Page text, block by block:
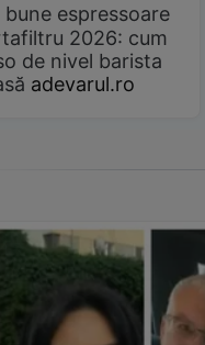
bune espressoare
2026: cum
de nivel barista
adevarul.ro